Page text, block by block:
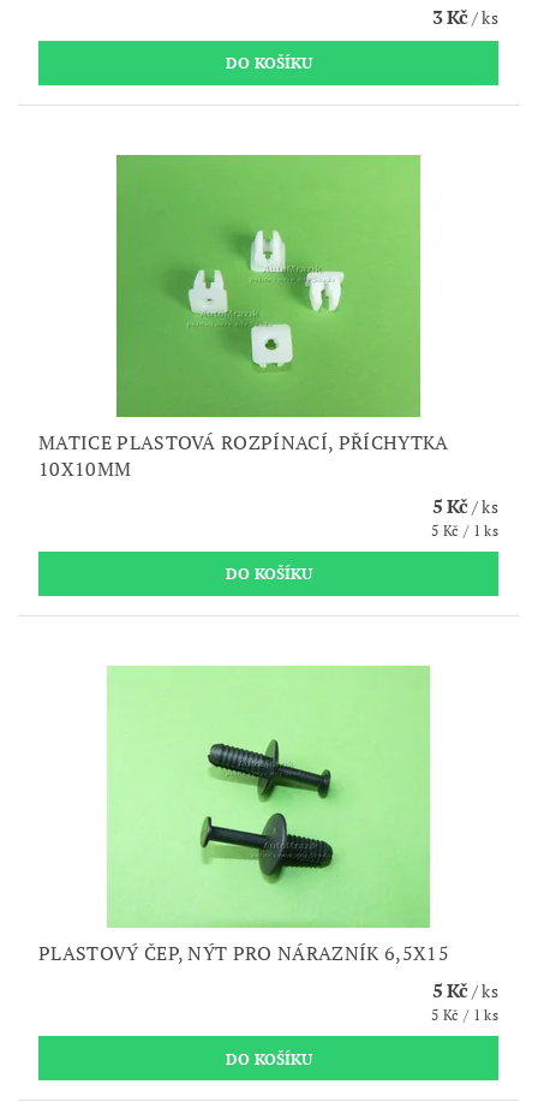
3 Kč/ ks
MATICE PLASTOVÁ ROZPÍNACÍ, PŘÍCHYTKA
10X10MM
5 Kč/ ks
5 Kč / 1 ks
PLASTOVÝ ČEP, NÝT PRO NÁRAZNÍK 6,5X15
5 Kč/ ks
5 Kč / 1 ks